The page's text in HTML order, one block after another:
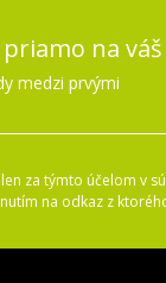
na
medzi prvými
za týmto účelom v
na odkaz z